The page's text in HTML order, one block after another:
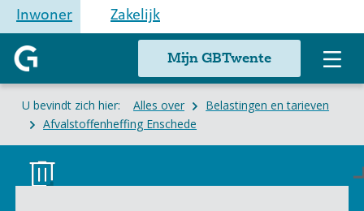
Inwoner Zakelijk
Mijn GBTwente
U bevindt zich hier: Alles over
Belastingen en tarieven
Afvalstoffenheffing Enschede